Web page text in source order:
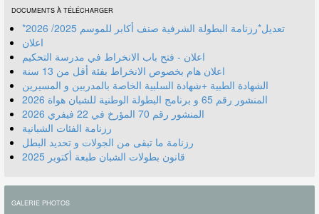
DOCUMENTS À TÉLÉCHARGER
*تعديل*رزنامة البطولة الشرفية صنف أكابر للموسم 2025/ 2026
اعلان
اعلان - فتح باب الانخراط في مدرسة التحكيم
اعلان هام بخصوص الانخراط بفئة أقل من 13 سنة
الشهادة الطبية +شهادة السلبية الخاصة بالمدربين و المسيرين
المنشور رقم 70 المؤرخ في 22 فيفري 2026
رزنامة الفئات الشبانية
رزنامة ما تبقى من الجولات و تحديد البطل
قانون بطولات الشبان طبعة أكتوبر 2025
GALERIE PHOTOS